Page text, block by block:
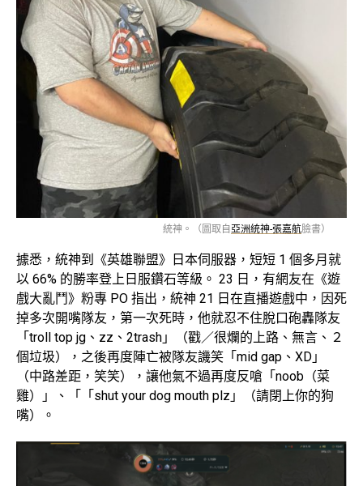
統神。（圖取自亞洲統神-張嘉航臉書）
據悉，統神到《英雄聯盟》日本伺服器，短短 1 個多月就
以 66% 的勝率登上日服鑽石等級。 23 日，有網友在《遊
戲大亂鬥》粉專 PO 指出，統神 21 日在直播遊戲中，因死
掉多次開嘴隊友，第一次死時，他就忍不住脫口砲轟隊友
「troll top jg、zz、2trash」（戳／很爛的上路、無言、２
個垃圾），之後再度陣亡被隊友譏笑「mid gap、XD」
（中路差距，笑笑），讓他氣不過再度反嗆「noob（菜
雞）」、「「shut your dog mouth plz」（請閉上你的狗
嘴）。